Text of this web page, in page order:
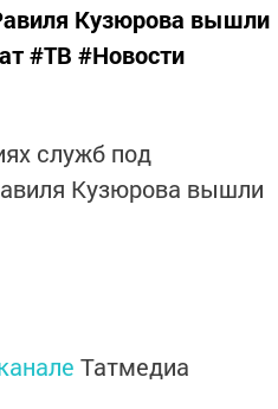
Кузюрова вышли
#ТВ #Новости
служб под
Кузюрова вышли
Татмедиа